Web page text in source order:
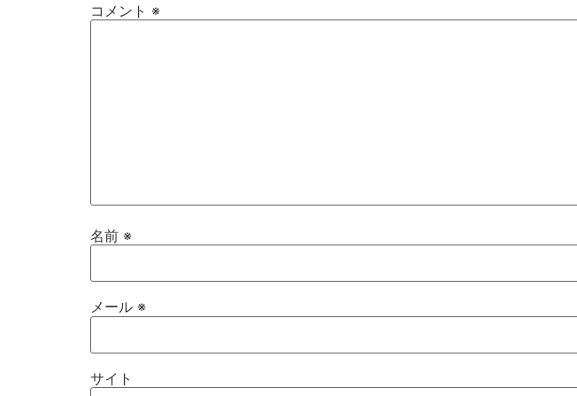
コメント ※
名前 ※
メール ※
サイト